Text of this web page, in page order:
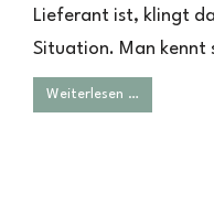
Lieferant ist, klingt
Situation. Man
Weiterlesen …